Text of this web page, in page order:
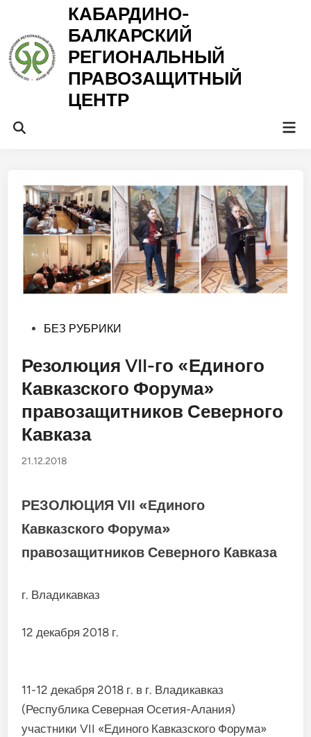
содержимому
КАБАРДИНО-
БАЛКАРСКИЙ
РЕГИОНАЛЬНЫЙ
ПРАВОЗАЩИТНЫЙ
ЦЕНТР
Открыть
Опубликовано
БЕЗ РУБРИКИ
Резолюция VII-го «Единого
Кавказского Форума»
правозащитников Северного
Кавказа
21.12.2018
РЕЗОЛЮЦИЯ VII «Единого
Кавказского Форума»
правозащитников Северного Кавказа
г. Владикавказ
12 декабря 2018 г.
11-12 декабря 2018 г. в г. Владикавказ
(Республика Северная Осетия-Алания)
участники VII «Единого Кавказского Форума»